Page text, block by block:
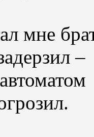
мне
–